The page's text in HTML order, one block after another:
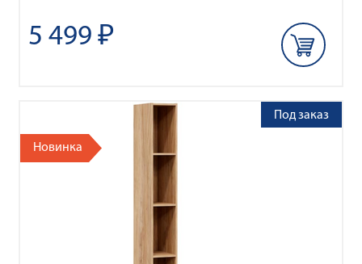
5 499 ₽
Новинка
Под заказ